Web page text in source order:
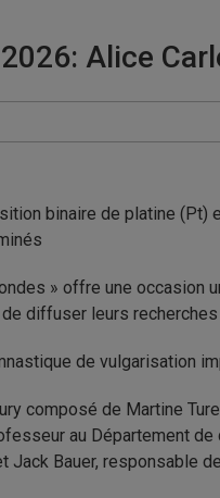
Alice
binaire de platine
» offre une occasion
diffuser leurs recherches
de vulgarisation
composé de Martine
au Département
Bauer, responsable